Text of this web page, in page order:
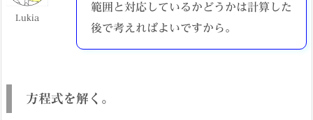
Lukia
範囲と対応しているかどうかは計算した
後で考えればよいですから。
方程式を解く。